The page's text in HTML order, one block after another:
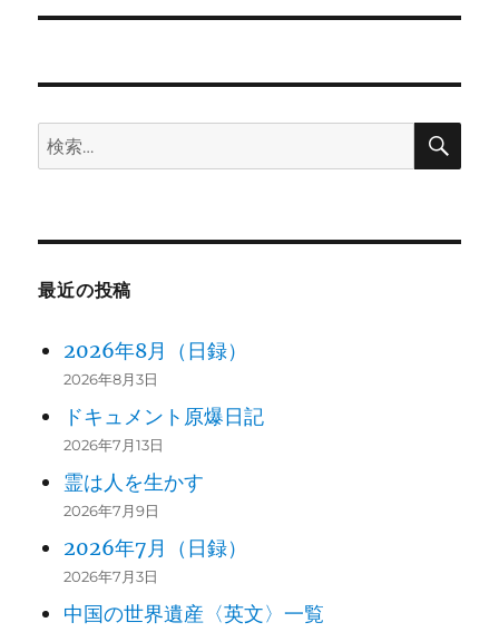
シ
ン
投
検
索:
検
最近の投稿
2026年8月（日録）
2026年8月3日
ドキュメント原爆日記
2026年7月13日
霊は人を生かす
2026年7月9日
2026年7月（日録）
2026年7月3日
中国の世界遺産〈英文〉一覧